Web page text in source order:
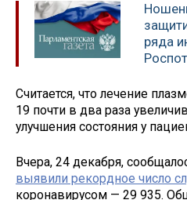
ряда
Считается, что лечение
19 почти в два раза
улучшения состояния у
Вчера, 24 декабря,
выявили рекордное число
коронавирусом — 29 935.